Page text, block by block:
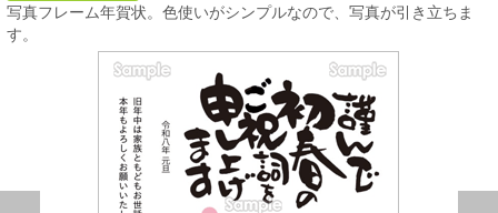
写真フレーム年賀状。色使いがシンプルなので、写真が引き立ちま
す。